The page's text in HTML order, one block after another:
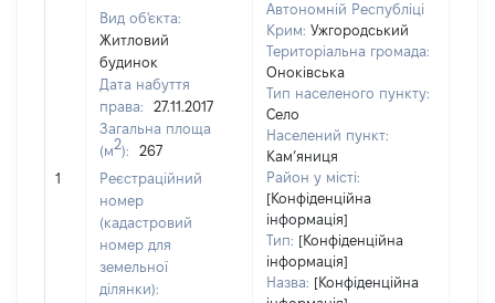
1
Вид об'єкта:
Житловий
будинок
Дата набуття
права:
27.11.2017
Загальна площа
(м2):
267
Реєстраційний
номер
(кадастровий
номер для
земельної
ділянки):
Автономній Республіці
Крим: Ужгородський
Територіальна громада:
Оноківська
Тип населеного пункту:
Село
Населений пункт:
Кам’яниця
Район у місті:
[Конфіденційна
інформація]
Тип: [Конфіденційна
інформація]
Назва: [Конфіденційна